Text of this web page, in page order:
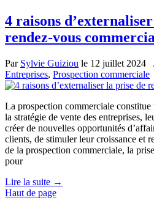
4 raisons
rendez-vous
Par Sylvie Guiziou le 12 juillet 2024
Entreprises, Prospection commerciale
La prospection commerciale constitue
la stratégie de vente des entreprises,
créer de nouvelles opportunités
clients, de stimuler leur croissance et
de la prospection commerciale, la
pour
Lire la suite →
Haut de page